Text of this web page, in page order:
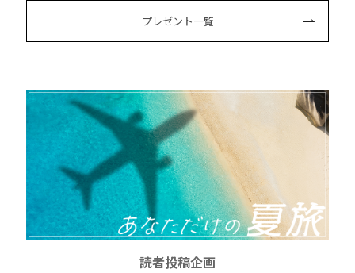
プレゼント一覧
読者投稿企画